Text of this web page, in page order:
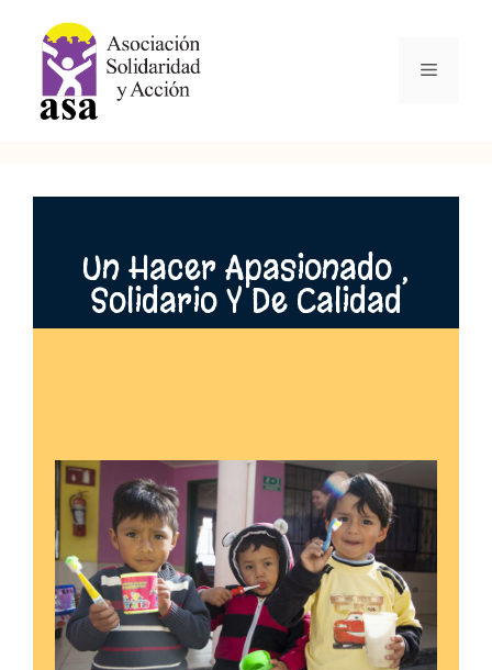
Un Hacer Apasionado ,
Solidario Y De Calidad